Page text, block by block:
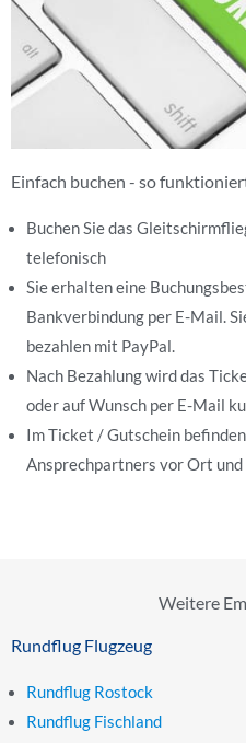
Einfach buchen - so
Buchen Sie das
telefonisch
Sie erhalten eine
Bankverbindung per E-Mail.
bezahlen mit PayPal.
Nach Bezahlung wird das
oder auf Wunsch per E-Mail
Im Ticket / Gutschein
Ansprechpartners vor Ort
Weitere
Rundflug Flugzeug
Rundflug Rostock
Rundflug Fischland